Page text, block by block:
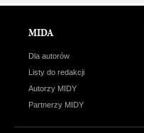
MIDA
Dla autorów
Listy do redakcji
Autorzy MIDY
Partnerzy MIDY